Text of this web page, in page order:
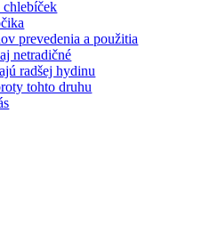
chlebíček
prevedenia a použitia
netradičné
radšej hydinu
tohto druhu